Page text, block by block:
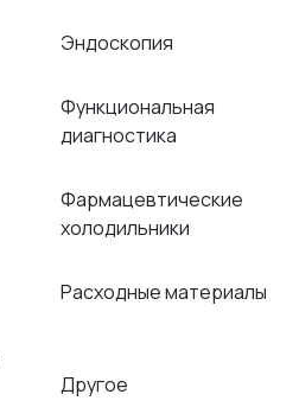
Эндоскопия
Функциональная
диагностика
Фармацевтические
холодильники
Расходные материалы
Другое